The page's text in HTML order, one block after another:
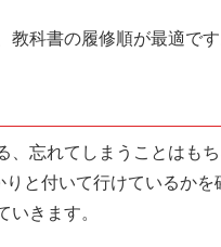
科書の履修順が最適です
忘れてしまうことはもち
と付いて行けているかを
きます。